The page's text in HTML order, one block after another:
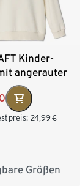
Kinder-
angerauter
24,99€
Größen
134/140